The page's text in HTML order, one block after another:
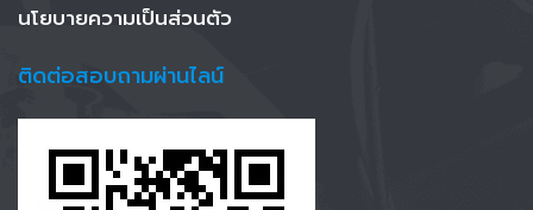
นโยบายความเป็นส่วนตัว
ติดต่อสอบถามผ่านไลน์